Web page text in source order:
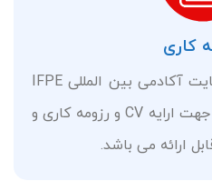
کاری
کلیه مدارك مربیگري در سایت آکادمی بین المللی IFPE
آلمان رجیسترگردیده و نیز جهت ارایه CV و رزومه کارى و
ارائه مى باشد.